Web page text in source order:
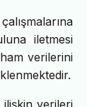
iletmesi
verilerini